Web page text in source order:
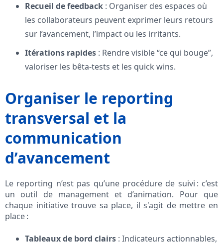
Recueil de feedback : Organiser des espaces où
les collaborateurs peuvent exprimer leurs retours
sur l’avancement, l’impact ou les irritants.
Itérations rapides : Rendre visible “ce qui bouge”,
valoriser les bêta-tests et les quick wins.
Organiser le reporting
transversal et la
communication
d’avancement
Le reporting n’est pas qu’une procédure de suivi : c’est
un outil de management et d’animation. Pour que
chaque initiative trouve sa place, il s'agit de mettre en
place :
Tableaux de bord clairs : Indicateurs actionnables,